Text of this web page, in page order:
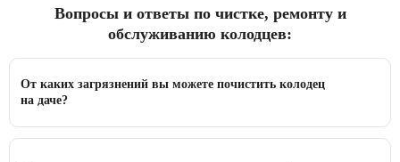
Вопросы и ответы по чистке, ремонту и
обслуживанию колодцев:
От каких загрязнений вы можете почистить колодец
на даче?